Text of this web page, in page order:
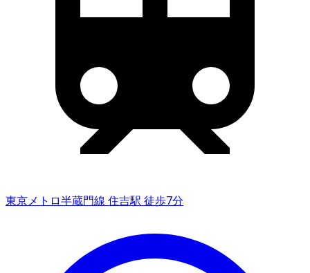
東京メトロ半蔵門線 住吉駅 徒歩7分